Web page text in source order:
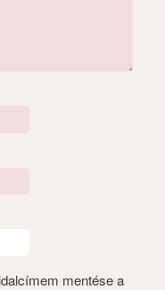
mentése a